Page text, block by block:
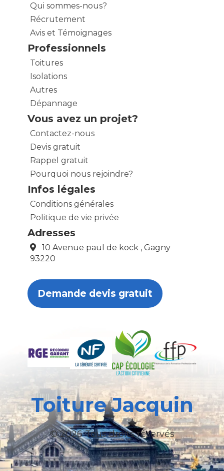
Qui sommes-nous?
Récrutement
Avis et Témoignages
Professionnels
Toitures
Isolations
Autres
Dépannage
Vous avez un projet?
Contactez-nous
Devis gratuit
Rappel gratuit
Pourquoi nous rejoindre?
Infos légales
Conditions générales
Politique de vie privée
Adresses
10 Avenue paul de kock , Gagny
93220
Demande devis gratuit
Toiture Jacquin
© 2026 Tous droits réservés